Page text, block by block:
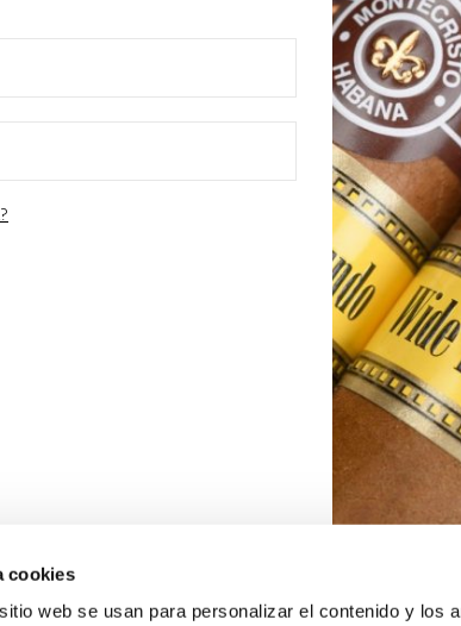
cookies
web se usan para personalizar el contenido y los